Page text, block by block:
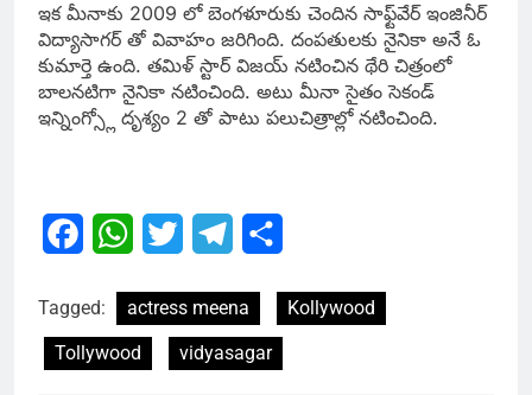
ఇక మీనాకు 2009 లో బెంగళూరుకు చెందిన సాఫ్ట్‌వేర్‌ ఇంజినీర్‌
విద్యాసాగర్ తో వివాహం జరిగింది. దంపతులకు నైనికా అనే ఓ
కుమార్తె ఉంది. తమిళ్ స్టార్ విజయ్ నటించిన థేరి చిత్రంలో
బాలనటిగా నైనికా నటించింది. అటు మీనా సైతం సెకండ్
ఇన్నింగ్స్లో దృశ్యం 2 తో పాటు పలుచిత్రాల్లో నటించింది.
FacebookWhatsApp
Twitter Telegram
Tagged: actress meena
Kollywood
Tollywood
vidyasagar